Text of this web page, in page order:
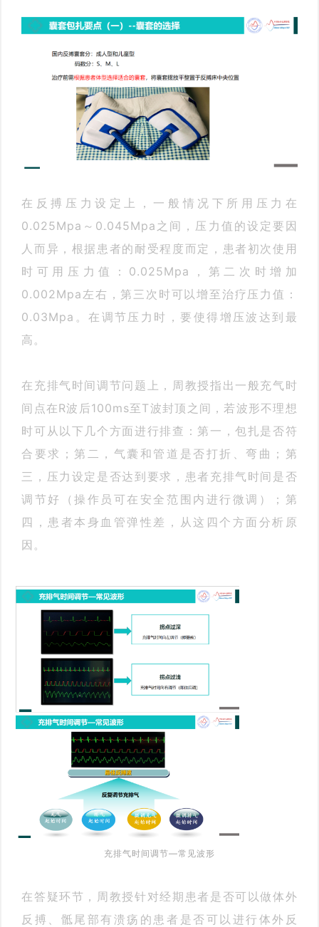
在反搏压力设定上，一般情况下所用压力在
0.025Mpa～0.045Mpa之间，压力值的设定要因
人而异，根据患者的耐受程度而定，患者初次使用
时可用压力值：0.025Mpa，第二次时增加
0.002Mpa左右，第三次时可以增至治疗压力值：
0.03Mpa。在调节压力时，要使得增压波达到最
高。
在充排气时间调节问题上，周教授指出一般充气时
间点在R波后100ms至T波封顶之间，若波形不理想
时可从以下几个方面进行排查：第一，包扎是否符
合要求；第二，气囊和管道是否打折、弯曲；第
三，压力设定是否达到要求，患者充排气时间是否
调节好（操作员可在安全范围内进行微调）；第
四，患者本身血管弹性差，从这四个方面分析原
因。
充排气时间调节—常见波形
在答疑环节，周教授针对经期患者是否可以做体外
反搏、骶尾部有溃疡的患者是否可以进行体外反